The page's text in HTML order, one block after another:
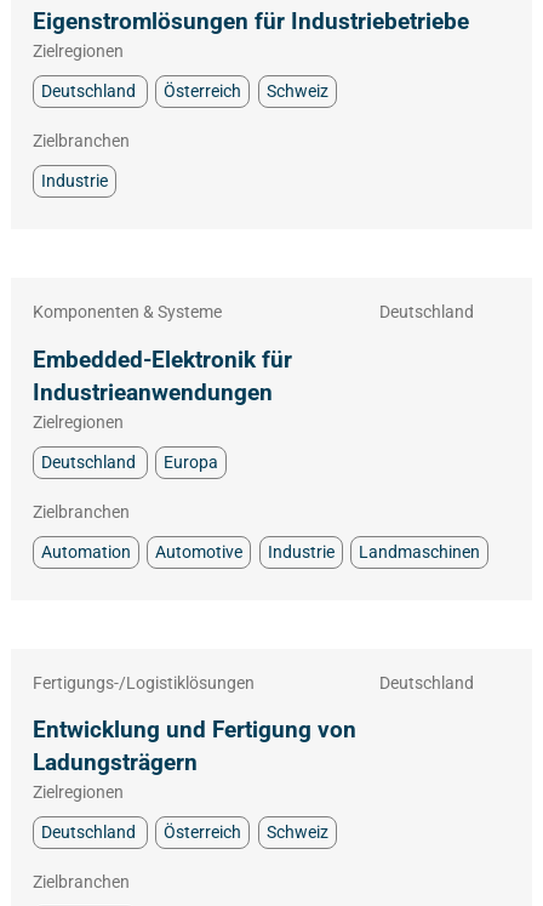
Eigenstromlösungen für Industriebetriebe
Zielregionen
Deutschland
Österreich Schweiz
Zielbranchen
Industrie
Komponenten & Systeme Deutschland
Embedded-Elektronik für
Industrieanwendungen
Zielregionen
Deutschland
Europa
Zielbranchen
Automation
Automotive Industrie Landmaschinen
Fertigungs-/Logistiklösungen Deutschland
Entwicklung und Fertigung von
Ladungsträgern
Zielregionen
Deutschland
Österreich Schweiz
Zielbranchen